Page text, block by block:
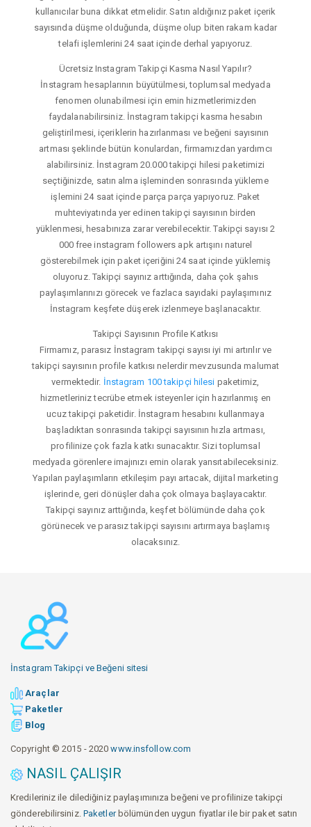
kullanıcılar buna dikkat etmelidir. Satın aldığınız paket içerik
sayısında düşme olduğunda, düşme olup biten rakam kadar
telafi işlemlerini 24 saat içinde derhal yapıyoruz.
Ücretsiz Instagram Takipçi Kasma Nasıl Yapılır?
İnstagram hesaplarının büyütülmesi, toplumsal medyada
fenomen olunabilmesi için emin hizmetlerimizden
faydalanabilirsiniz. İnstagram takipçi kasma hesabın
geliştirilmesi, içeriklerin hazırlanması ve beğeni sayısının
artması şeklinde bütün konulardan, firmamızdan yardımcı
alabilirsiniz. İnstagram 20.000 takipçi hilesi paketimizi
seçtiğinizde, satın alma işleminden sonrasında yükleme
işlemini 24 saat içinde parça parça yapıyoruz. Paket
muhteviyatında yer edinen takipçi sayısının birden
yüklenmesi, hesabınıza zarar verebilecektir. Takipçi sayısı 2
000 free instagram followers apk artışını naturel
gösterebilmek için paket içeriğini 24 saat içinde yüklemiş
oluyoruz. Takipçi sayınız arttığında, daha çok şahıs
paylaşımlarınızı görecek ve fazlaca sayıdaki paylaşımınız
İnstagram keşfete düşerek izlenmeye başlanacaktır.
Takipçi Sayısının Profile Katkısı
Firmamız, parasız İnstagram takipçi sayısı iyi mi artırılır ve
takipçi sayısının profile katkısı nelerdir mevzusunda malumat
vermektedir. İnstagram 100 takipçi hilesi paketimiz,
hizmetleriniz tecrübe etmek isteyenler için hazırlanmış en
ucuz takipçi paketidir. İnstagram hesabını kullanmaya
başladıktan sonrasında takipçi sayısının hızla artması,
profilinize çok fazla katkı sunacaktır. Sizi toplumsal
medyada görenlere imajınızı emin olarak yansıtabileceksiniz.
Yapılan paylaşımların etkileşim payı artacak, dijital marketing
işlerinde, geri dönüşler daha çok olmaya başlayacaktır.
Takipçi sayınız arttığında, keşfet bölümünde daha çok
görünecek ve parasız takipçi sayısını artırmaya başlamış
olacaksınız.
İnstagram Takipçi ve Beğeni sitesi
Araçlar
Paketler
Blog
Copyright © 2015 - 2020www.insfollow.com
NASIL ÇALIŞIR
Kredileriniz ile dilediğiniz paylaşımınıza beğeni ve profilinize takipçi
gönderebilirsiniz. Paketlerbölümünden uygun fiyatlar ile bir paket satın